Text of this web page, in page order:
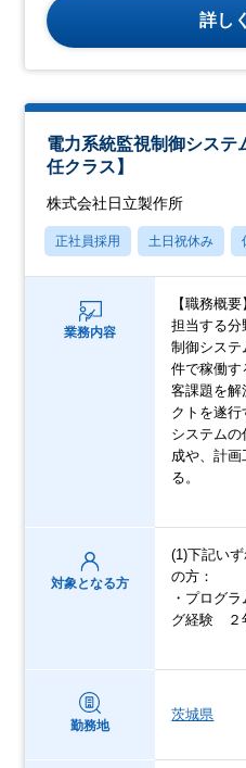
詳し
電力系統監視制御システ
任クラス】
株式会社日立製作所
正社員採用 土日祝休み
業務内容
【職務概要
担当する分
制御システ
件で稼働す
客課題を解
クトを遂行
システム
成や、計
る。
対象となる方
(1)下記い
の方：
・プログ
グ経験 ２
勤務地
茨城県